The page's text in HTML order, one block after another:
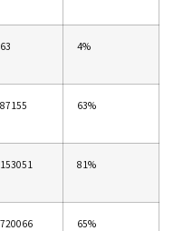
4%
63%
81%
65%